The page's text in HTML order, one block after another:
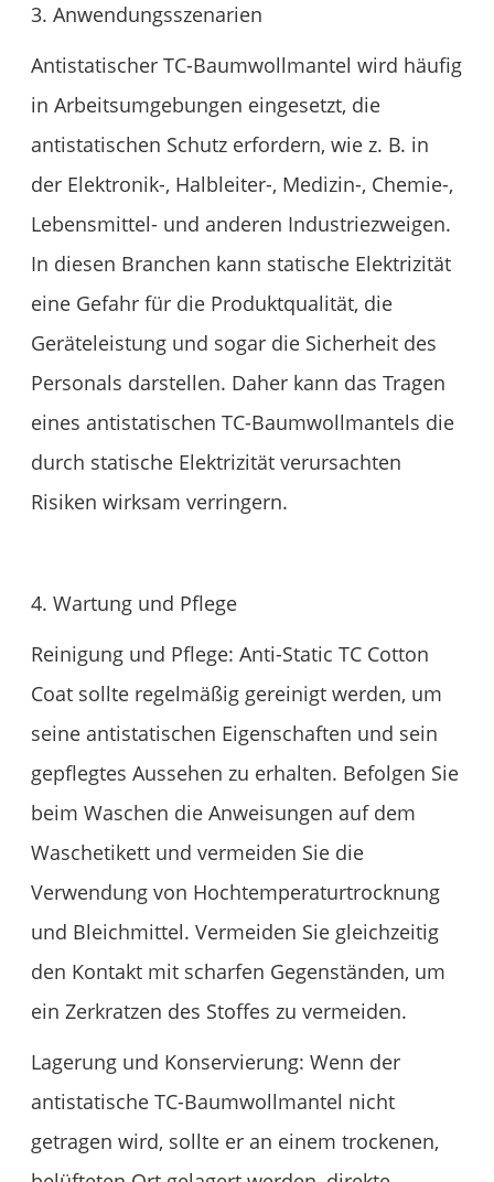
3. Anwendungsszenarien
Antistatischer TC-Baumwollmantel wird häufig
in Arbeitsumgebungen eingesetzt, die
antistatischen Schutz erfordern, wie z. B. in
der Elektronik-, Halbleiter-, Medizin-, Chemie-,
Lebensmittel- und anderen Industriezweigen.
In diesen Branchen kann statische Elektrizität
eine Gefahr für die Produktqualität, die
Geräteleistung und sogar die Sicherheit des
Personals darstellen. Daher kann das Tragen
eines antistatischen TC-Baumwollmantels die
durch statische Elektrizität verursachten
Risiken wirksam verringern.
4. Wartung und Pflege
Reinigung und Pflege: Anti-Static TC Cotton
Coat sollte regelmäßig gereinigt werden, um
seine antistatischen Eigenschaften und sein
gepflegtes Aussehen zu erhalten. Befolgen Sie
beim Waschen die Anweisungen auf dem
Waschetikett und vermeiden Sie die
Verwendung von Hochtemperaturtrocknung
und Bleichmittel. Vermeiden Sie gleichzeitig
den Kontakt mit scharfen Gegenständen, um
ein Zerkratzen des Stoffes zu vermeiden.
Lagerung und Konservierung: Wenn der
antistatische TC-Baumwollmantel nicht
getragen wird, sollte er an einem trockenen,